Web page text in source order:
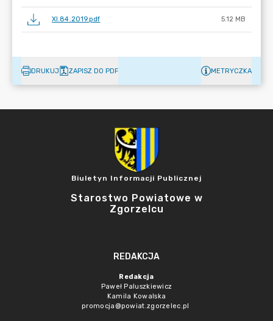
XI.84.2019.pdf 5.12 MB
DRUKUJ ZAPISZ DO PDF METRYCZKA
Biuletyn Informacji Publicznej
Starostwo Powiatowe w
Zgorzelcu
REDAKCJA
Redakcja
Paweł Paluszkiewicz
Kamila Kowalska
promocja@powiat.zgorzelec.pl